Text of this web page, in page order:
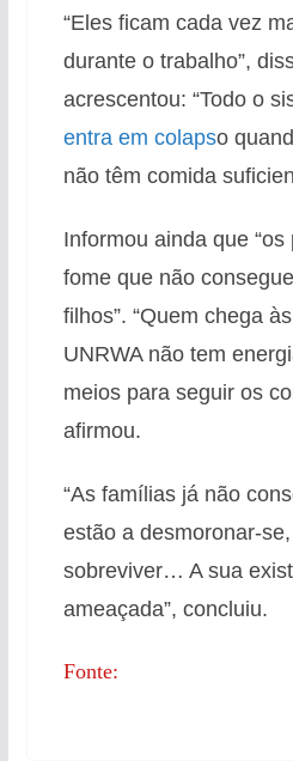
“Eles ficam cada vez
durante o trabalho”,
acrescentou: “Todo o
entra em colapso
não têm comida
Informou ainda que
fome que não
filhos”. “Quem chega
UNRWA não tem
meios para seguir os
afirmou.
“As famílias já não
estão a desmoronar-
sobreviver… A sua
ameaçada”, concluiu.
Fonte: